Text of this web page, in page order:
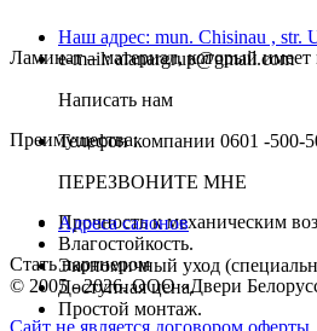
Ламинат – материал, который имеет
Преимущества:
Прочность к механическим
Влагостойкость.
Экономичный уход
Доступная цена.
Простой монтаж.
Наш адрес: mun. Chisinau , str.
e-mail:alanargrup@gmail.com
Написать нам
Телефон компании 0601 -500-
ПЕРЕЗВОНИТЕ МНЕ
Адреса салонов
Стать партнером
© 2005 - 2026. ООО «Двери
Сайт не является договором оферты